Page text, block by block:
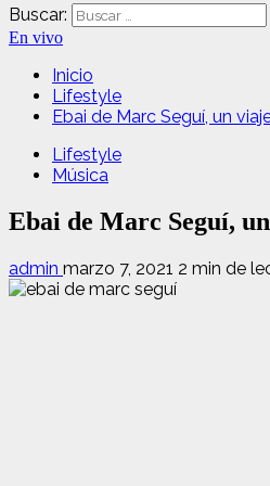
Buscar:
En vivo
Inicio
Lifestyle
Ebai de Marc Seguí, un
Lifestyle
Música
Ebai de Marc Seguí,
admin marzo 7, 2021 2 min de